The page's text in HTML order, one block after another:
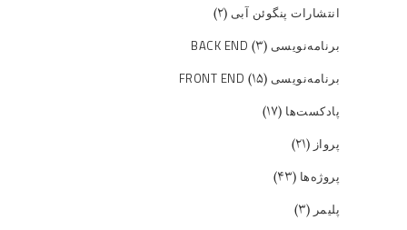
انتشارات پنگوئن آبی (۲)
برنامه‌نویسی BACK END (۳)
برنامه‌نویسی FRONT END (۱۵)
پادکست‌ها (۱۷)
پرواز (۲۱)
پروژه‌ها (۴۳)
پلیمر (۳)